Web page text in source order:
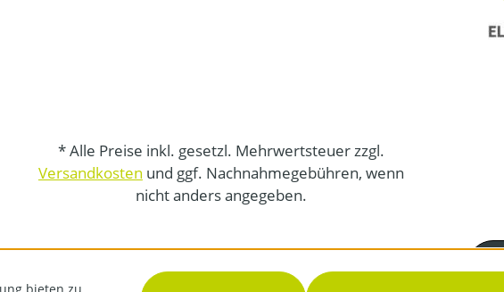
* Alle Preise inkl. gesetzl. Mehrwertsteuer zzgl.
Versandkosten und ggf. Nachnahmegebühren, wenn
nicht anders angegeben.